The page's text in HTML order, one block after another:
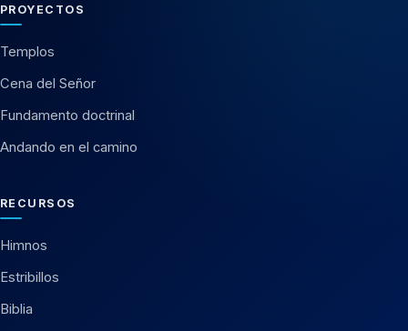
PROYECTOS
Templos
Cena del Señor
Fundamento doctrinal
Andando en el camino
RECURSOS
Himnos
Estribillos
Biblia